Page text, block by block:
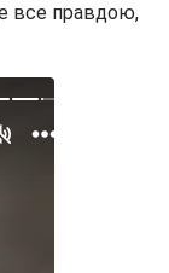
все правдою,